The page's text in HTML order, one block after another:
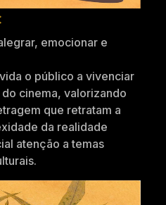
emocionar e
o público a vivenciar
cinema, valorizando
que retratam a
da realidade
atenção a temas